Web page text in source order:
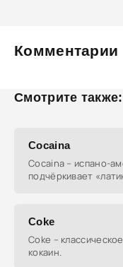
Комментарии
Смотрите также:
Cocaina
Cocaina – испано-
подчёркивает
Coke
Coke –
кокаин.